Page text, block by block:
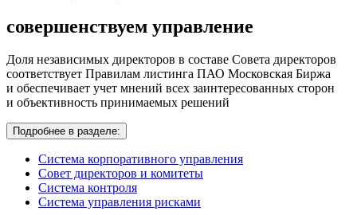
совершенствуем управление
Доля независимых директоров в составе Совета директоров
соответствует Правилам листинга ПАО Московская Биржа
и обеспечивает учет мнений всех заинтересованных сторон
и объективность принимаемых решений
Подробнее в разделе:
Система корпоративного управления
Совет директоров и комитеты
Система контроля
Система управления рисками